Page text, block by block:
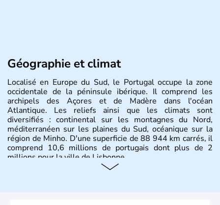
Géographie et climat
Localisé en Europe du Sud, le Portugal occupe la zone
occidentale de la péninsule ibérique. Il comprend les
archipels des Açores et de Madère dans l'océan
Atlantique. Les reliefs ainsi que les climats sont
diversifiés : continental sur les montagnes du Nord,
méditerranéen sur les plaines du Sud, océanique sur la
région de Minho. D'une superficie de 88 944 km carrés, il
comprend 10,6 millions de portugais dont plus de 2
millions pour la ville de Lisbonne.